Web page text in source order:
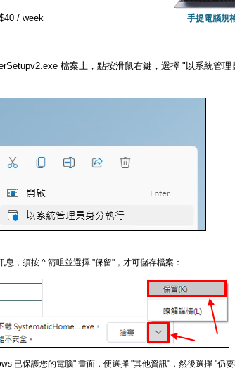
/ week 手提電腦規
檔案上，點按滑鼠右鍵，選擇 "以系統管理
，須按 ^ 箭咀並選擇 "保留"，才可儲存檔案：
已保護您的電腦" 畫面，便選擇 "其他資訊"，然後選擇 "仍